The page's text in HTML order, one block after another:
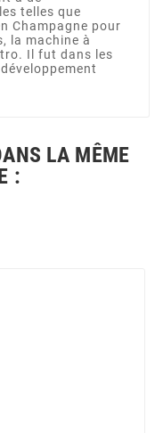
telles que
Champagne pour
la machine à
Il fut dans les
LA MÊME
: